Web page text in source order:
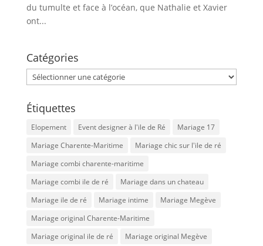
du tumulte et face à l’océan, que Nathalie et Xavier
ont...
Catégories
Catégories
Étiquettes
Elopement Event designer à l'ile de Ré
Mariage 17
Mariage Charente-Maritime
Mariage chic sur l'ile de ré
Mariage combi charente-maritime
Mariage combi ile de ré
Mariage dans un chateau
Mariage ile de ré
Mariage intime
Mariage Megève
Mariage original Charente-Maritime
Mariage original ile de ré
Mariage original Megève